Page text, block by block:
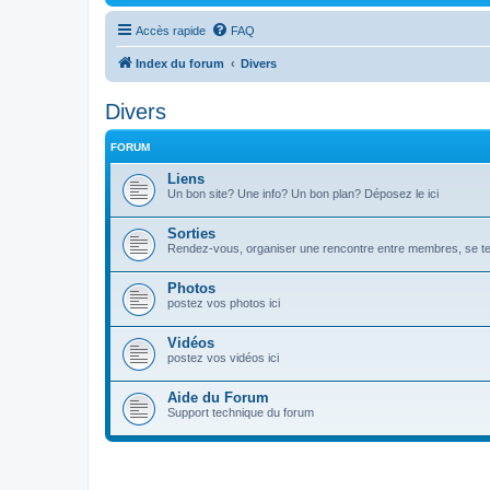
Accès rapide FAQ
Index du forum Divers
Divers
FORUM
Liens
Un bon site? Une info? Un bon plan? Déposez le ici
Sorties
Rendez-vous, organiser une rencontre entre membres, se
Photos
postez vos photos ici
Vidéos
postez vos vidéos ici
Aide du Forum
Support technique du forum